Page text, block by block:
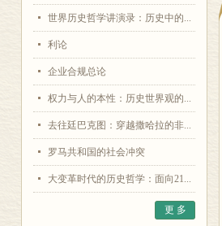
世界历史哲学讲演录：历史中的...
利论
企业合规总论
权力与人的本性：历史世界观的...
去往廷巴克图：穿越撒哈拉的非...
罗马共和国的社会冲突
大变革时代的历史哲学：面向21...
更 多